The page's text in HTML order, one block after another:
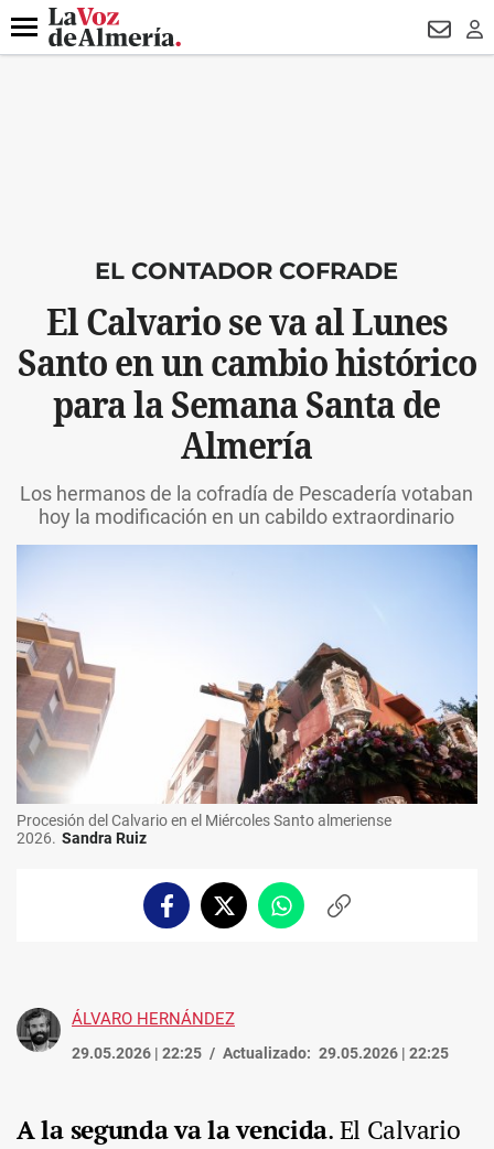
DESTACADO TURISMO
Menú
EL CONTADOR COFRADE
El Calvario se va al Lunes
Santo en un cambio histórico
para la Semana Santa de
Almería
Los hermanos de la cofradía de Pescadería votaban
hoy la modificación en un cabildo extraordinario
Procesión del Calvario en el Miércoles Santo almeriense
2026. Sandra Ruiz
FacebookTwitterWhatsappCopiar
ÁLVARO HERNÁNDEZ
29.05.2026 | 22:25 Actualizado: 29.05.2026 | 22:25
A la segunda va la vencida. El Calvario